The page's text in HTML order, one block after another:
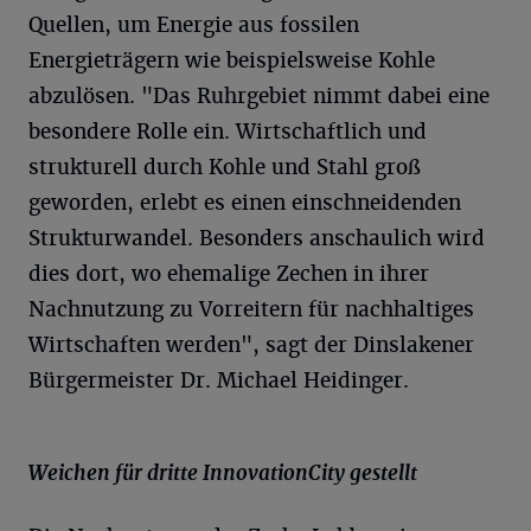
Quellen, um Energie aus fossilen
Energieträgern wie beispielsweise Kohle
abzulösen. "Das Ruhrgebiet nimmt dabei eine
besondere Rolle ein. Wirtschaftlich und
strukturell durch Kohle und Stahl groß
geworden, erlebt es einen einschneidenden
Strukturwandel. Besonders anschaulich wird
dies dort, wo ehemalige Zechen in ihrer
Nachnutzung zu Vorreitern für nachhaltiges
Wirtschaften werden", sagt der Dinslakener
Bürgermeister Dr. Michael Heidinger.
Weichen für dritte InnovationCity gestellt